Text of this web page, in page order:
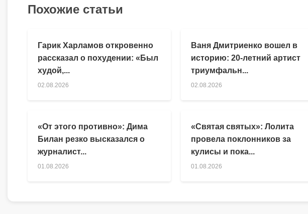
Похожие статьи
Гарик Харламов откровенно
рассказал о похудении: «Был
худой,...
02.08.2026
Ваня Дмитриенко вошел в
историю: 20-летний артист
триумфальн...
02.08.2026
«От этого противно»: Дима
Билан резко высказался о
журналист...
01.08.2026
«Святая святых»: Лолита
провела поклонников за
кулисы и пока...
01.08.2026